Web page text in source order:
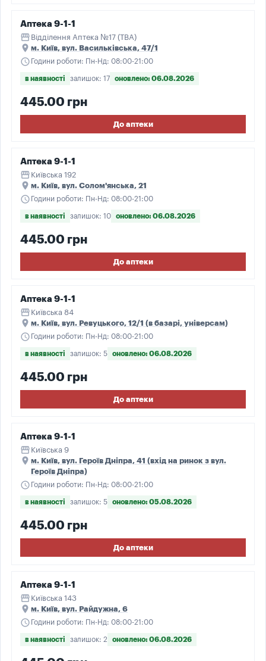
Аптека 9-1-1
storefront Відділення Аптека №17 (ТВА)
place м. Київ, вул. Васильківська, 47/1
schedule Години роботи: Пн-Нд: 08:00-21:00
в наявності залишок: 17 оновлено: 06.08.2026
445.00 грн
До аптеки
Аптека 9-1-1
storefront Київська 192
place м. Київ, вул. Солом'янська, 21
schedule Години роботи: Пн-Нд: 08:00-21:00
в наявності залишок: 10 оновлено: 06.08.2026
445.00 грн
До аптеки
Аптека 9-1-1
storefront Київська 84
place м. Київ, вул. Ревуцького, 12/1 (в базарі, універсам)
schedule Години роботи: Пн-Нд: 08:00-21:00
в наявності залишок: 5 оновлено: 06.08.2026
445.00 грн
До аптеки
Аптека 9-1-1
storefront Київська 9
place м. Київ, вул. Героїв Дніпра, 41 (вхід на ринок з вул.
Героїв Дніпра)
schedule Години роботи: Пн-Нд: 08:00-21:00
в наявності залишок: 5 оновлено: 05.08.2026
445.00 грн
До аптеки
Аптека 9-1-1
storefront Київська 143
place м. Київ, вул. Райдужна, 6
schedule Години роботи: Пн-Нд: 08:00-21:00
в наявності залишок: 2 оновлено: 06.08.2026